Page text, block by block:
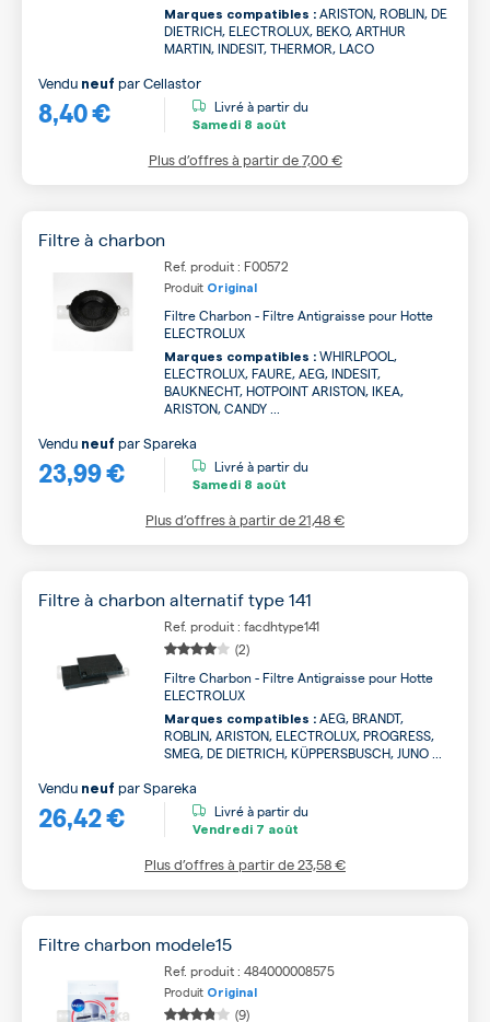
Marques compatibles : ARISTON, ROBLIN, DE
DIETRICH, ELECTROLUX, BEKO, ARTHUR
MARTIN, INDESIT, THERMOR, LACO
8,40 €
Vendu neuf parCellastor
Livré à partir du
Samedi 8 août
Plus d’offres à partir de7,00 €
Filtre à charbon
Ref. produit : F00572
Produit Original
Filtre Charbon - Filtre Antigraisse pour Hotte
ELECTROLUX
Marques compatibles : WHIRLPOOL,
ELECTROLUX, FAURE, AEG, INDESIT,
BAUKNECHT, HOTPOINT ARISTON, IKEA,
ARISTON, CANDY ...
23,99 €
Vendu neuf parSpareka
Livré à partir du
Samedi 8 août
Plus d’offres à partir de21,48 €
Filtre à charbon alternatif type 141
Ref. produit : facdhtype141
(2)
Filtre Charbon - Filtre Antigraisse pour Hotte
ELECTROLUX
Marques compatibles : AEG, BRANDT,
ROBLIN, ARISTON, ELECTROLUX, PROGRESS,
SMEG, DE DIETRICH, KÜPPERSBUSCH, JUNO ...
26,42 €
Vendu neuf parSpareka
Livré à partir du
Vendredi 7 août
Plus d’offres à partir de23,58 €
Filtre charbon modele15
Ref. produit : 484000008575
Produit Original
(9)